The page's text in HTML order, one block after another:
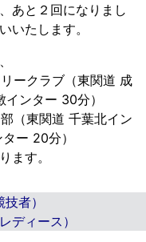
あと２回になりまし
いたします。
ークラブ（東関道 成
ンター 30分）
（東関道 千葉北イン
ー 20分）
ます。
者）
ディース）